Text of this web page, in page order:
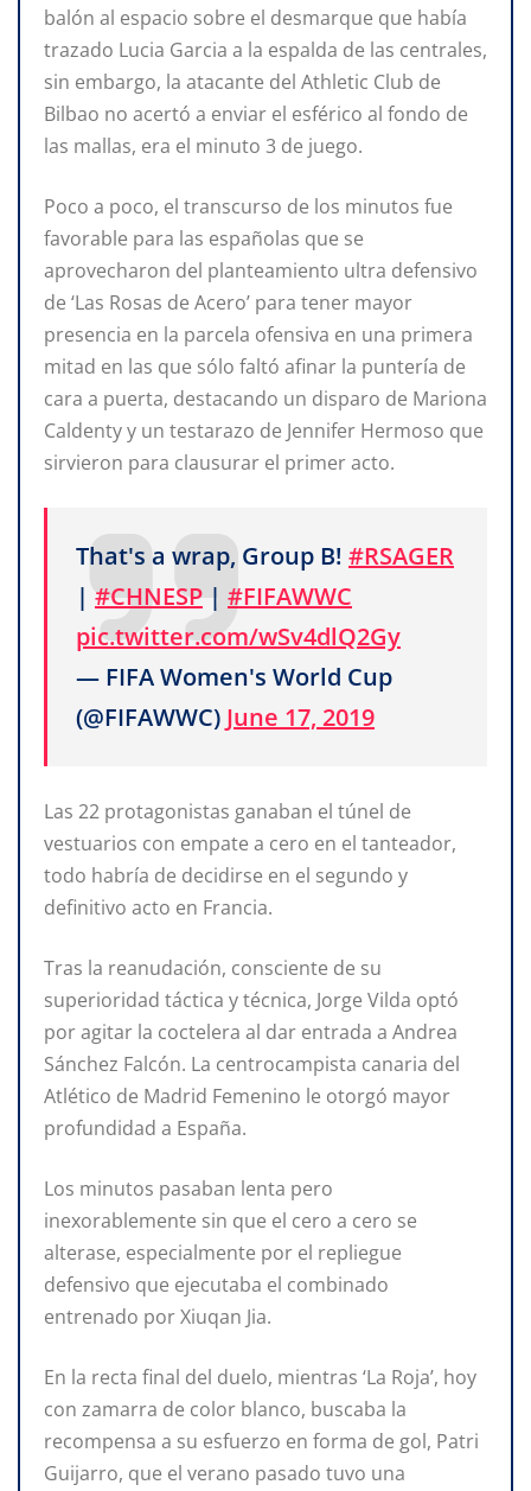
balón al espacio sobre el desmarque que había
trazado Lucia Garcia a la espalda de las centrales,
sin embargo, la atacante del Athletic Club de
Bilbao no acertó a enviar el esférico al fondo de
las mallas, era el minuto 3 de juego.
Poco a poco, el transcurso de los minutos fue
favorable para las españolas que se
aprovecharon del planteamiento ultra defensivo
de ‘Las Rosas de Acero’ para tener mayor
presencia en la parcela ofensiva en una primera
mitad en las que sólo faltó afinar la puntería de
cara a puerta, destacando un disparo de Mariona
Caldenty y un testarazo de Jennifer Hermoso que
sirvieron para clausurar el primer acto.
That's a wrap, Group B! #RSAGER
| #CHNESP | #FIFAWWC
pic.twitter.com/wSv4dlQ2Gy
— FIFA Women's World Cup
(@FIFAWWC) June 17, 2019
Las 22 protagonistas ganaban el túnel de
vestuarios con empate a cero en el tanteador,
todo habría de decidirse en el segundo y
definitivo acto en Francia.
Tras la reanudación, consciente de su
superioridad táctica y técnica, Jorge Vilda optó
por agitar la coctelera al dar entrada a Andrea
Sánchez Falcón. La centrocampista canaria del
Atlético de Madrid Femenino le otorgó mayor
profundidad a España.
Los minutos pasaban lenta pero
inexorablemente sin que el cero a cero se
alterase, especialmente por el repliegue
defensivo que ejecutaba el combinado
entrenado por Xiuqan Jia.
En la recta final del duelo, mientras ‘La Roja’, hoy
con zamarra de color blanco, buscaba la
recompensa a su esfuerzo en forma de gol, Patri
Guijarro, que el verano pasado tuvo una